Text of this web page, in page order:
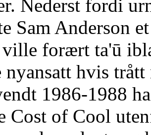
Nederst fordi
Sam Anderson
forært ta'ū
nyansatt hvis
1986-1988
Cost of Cool